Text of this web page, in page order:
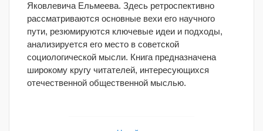
Яковлевича Ельмеева. Здесь ретроспективно
рассматриваются основные вехи его научного
пути, резюмируются ключевые идеи и подходы,
анализируется его место в советской
социологической мысли. Книга предназначена
широкому кругу читателей, интересующихся
отечественной общественной мыслью.